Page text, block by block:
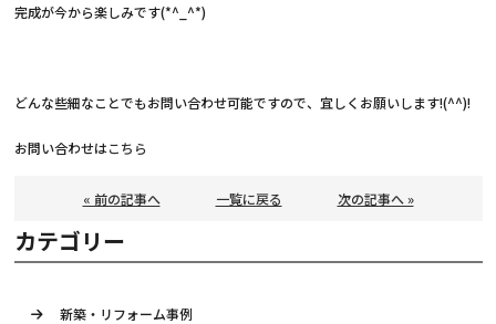
完成が今から楽しみです(*^_^*)
どんな些細なことでもお問い合わせ可能ですので、宜しくお願いします!(^^)!
お問い合わせはこちら
« 前の記事へ 一覧に戻る 次の記事へ »
カテゴリー
新築・リフォーム事例